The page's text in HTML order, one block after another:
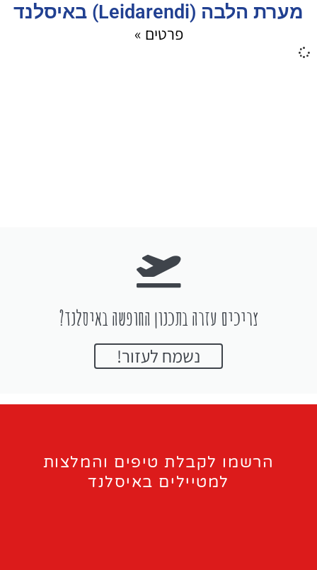
מערת הלבה (Leidarendi) באיסלנד
פרטים »
צריכים עזרה בתכנון החופשה באיסלנד?
נשמח לעזור!
הרשמו לקבלת טיפים והמלצות
למטיילים באיסלנד